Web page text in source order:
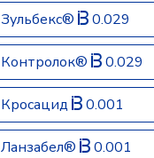
Зульбекс® 0.029
Контролок® 0.029
Кросацид 0.001
Ланзабел® 0.001